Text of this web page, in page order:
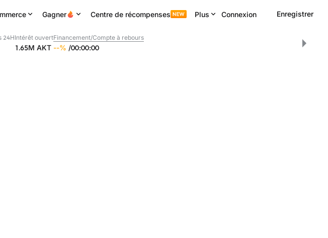
Gagner Centre de récompenses Plus Connexion Enregistrer
24HIntérêt ouvert
1.65M AKT
Financement/Compte à rebours
--% /00:00:00